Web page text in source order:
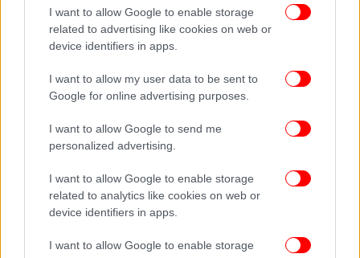
I want to allow Google to enable storage
related to advertising like cookies on web or
device identifiers in apps.
I want to allow my user data to be sent to
Google for online advertising purposes.
I want to allow Google to send me
personalized advertising.
I want to allow Google to enable storage
related to analytics like cookies on web or
device identifiers in apps.
I want to allow Google to enable storage
ΕΛΛΑΔΑ 28/07/2023 18:53
τέσσερα χτυπήματα στο κεφάλι με αντικείμενο